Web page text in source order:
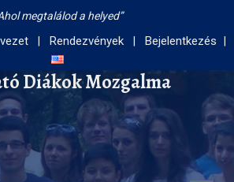
megtalálod a helyed
Rendezvények Bejelentkezés
Diákok Mozgalma